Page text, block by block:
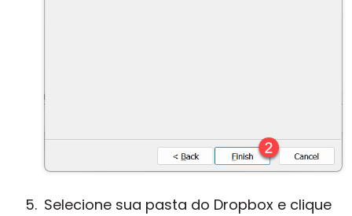
Selecione sua pasta do Dropbox e clique